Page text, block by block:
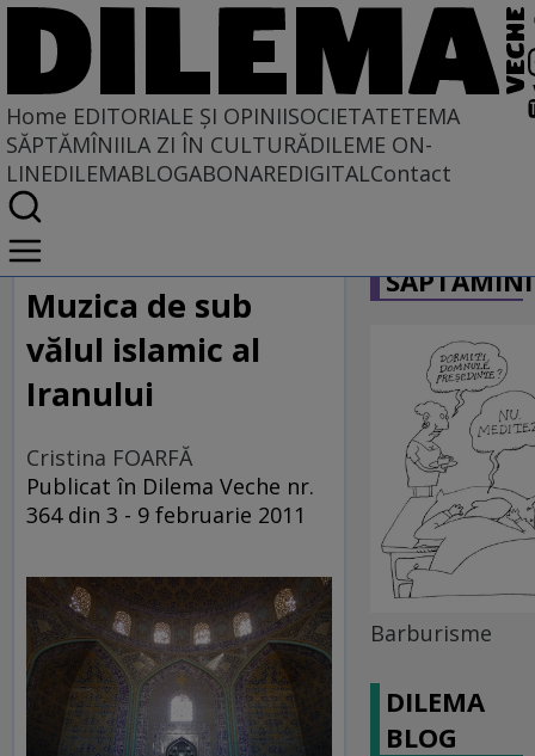
Home EDITORIALE ȘI OPINIISOCIETATETEMA
SĂPTĂMÎNIILA ZI ÎN CULTURĂDILEME ON-
LINEDILEMABLOGABONAREDIGITALContact
Home
EDITORIALE ȘI OPINII
TÎLC SHOW
Muzica de sub
vălul islamic al
Iranului
Cristina FOARFĂ
Publicat în Dilema Veche nr.
364 din 3 - 9 februarie 2011
Barburisme
DILEMA
BLOG